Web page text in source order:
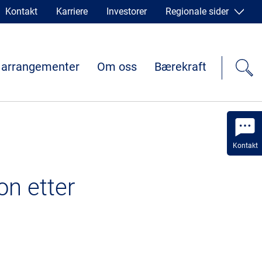
Kontakt
Kontakt Karriere Investorer Regionale sider
Om oss Bærekraft
etter